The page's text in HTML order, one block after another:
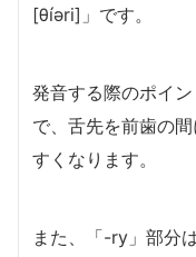
[θíəri]」です。
発音する際のポイ
で、舌先を前歯の
すくなります。
また、「-ry」部分